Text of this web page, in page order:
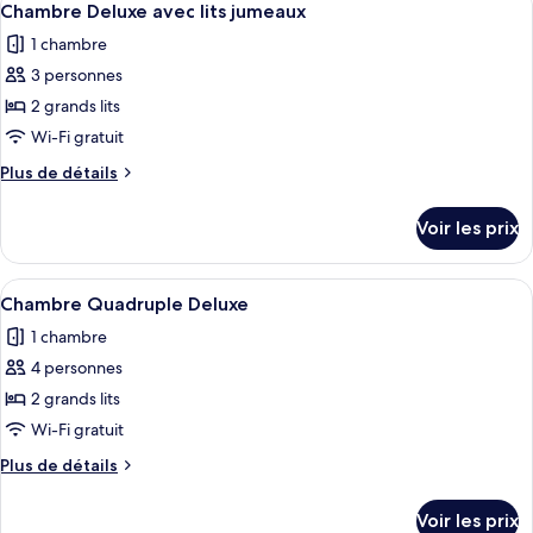
de
Chambre
Deluxe
toutes
les
photos
pour
ce
type
de
Chambre
Deluxe
avec
lits
jumeaux
2
Chambre Deluxe avec lits jumeaux
1 chambre
3 personnes
2 grands lits
Wi-Fi gratuit
Plus de détails
Plus
le
type
de
Chambre
Deluxe
lits
jumeaux
Voir les prix
Afficher
toutes
les
photos
pour
ce
type
de
Une chambre d’hôtel avec deux
2
Chambre Quadruple Deluxe
1 chambre
4 personnes
2 grands lits
Wi-Fi gratuit
Plus de détails
Plus
Voir les prix